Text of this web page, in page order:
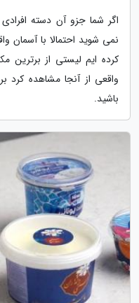
اگر شما جزو آن دسته
نمی شوید احتمالا با
کرده ایم لیستی از برترین
واقعی از آنجا مشاهده کرد
باشید.